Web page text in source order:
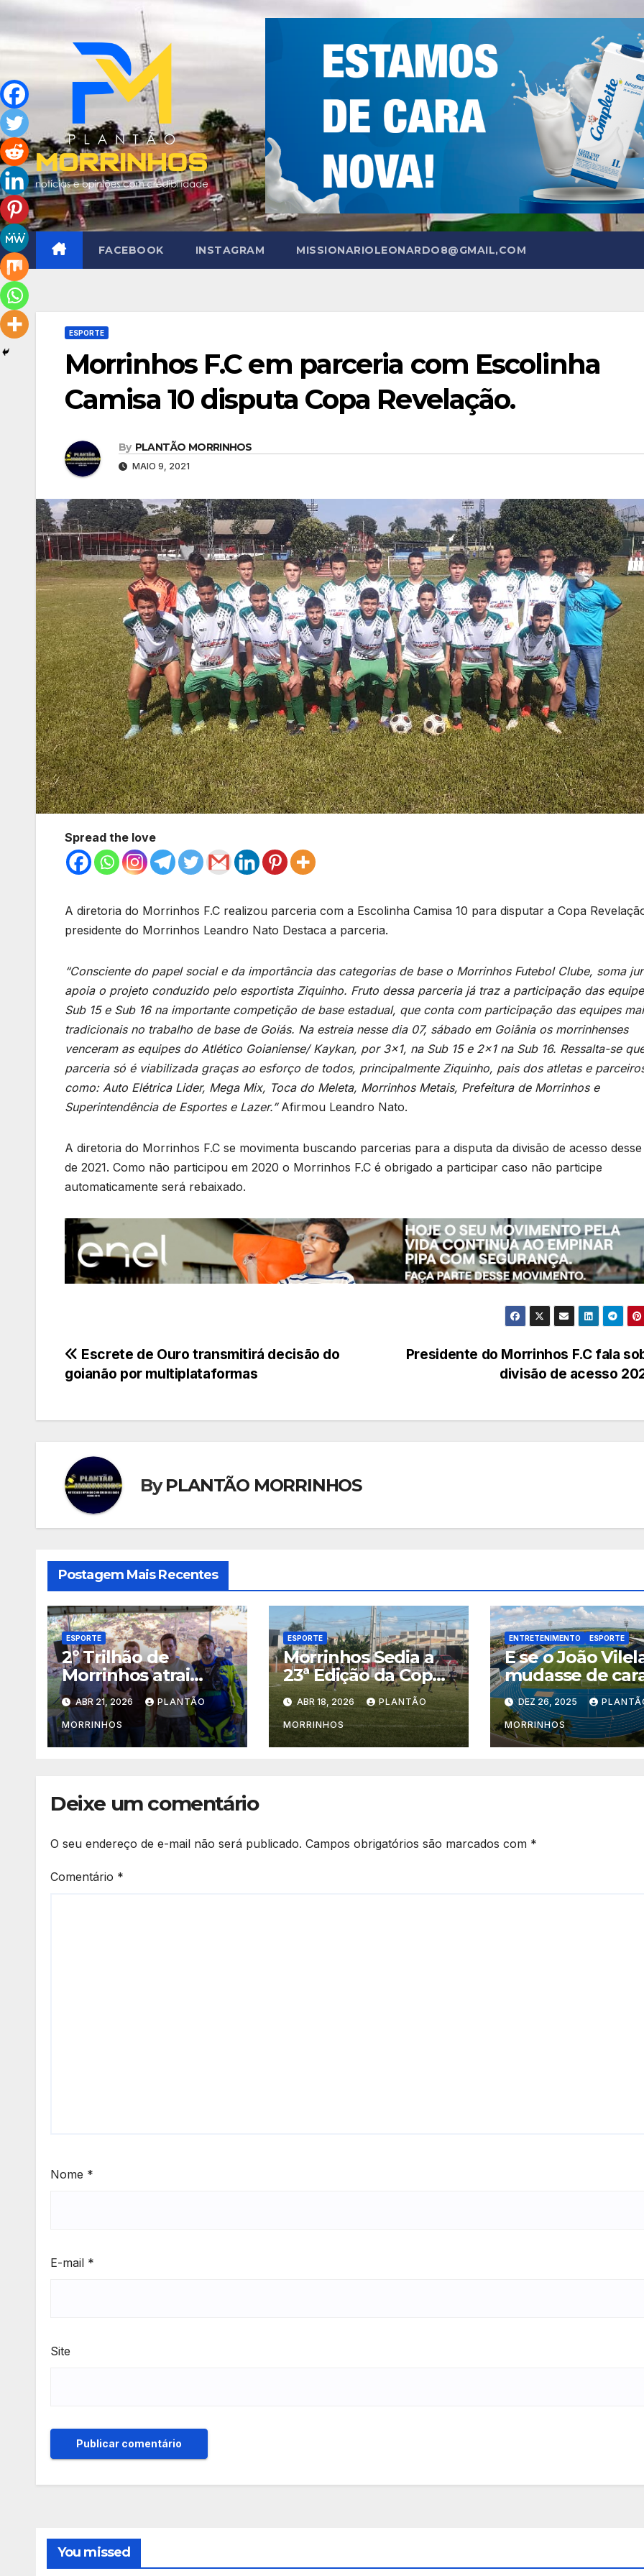
Skip
to
content
FACEBOOK INSTAGRAM MISSIONARIOLEONARDO8@GMAIL,COM
ESPORTE
Morrinhos F.C em parceria com Escolinha
Camisa 10 disputa Copa Revelação.
By PLANTÃO MORRINHOS
MAIO 9, 2021
Spread the love
A diretoria do Morrinhos F.C realizou parceria com a Escolinha Camisa 10 para disputar a Copa
presidente do Morrinhos Leandro Nato Destaca a parceria.
“Consciente do papel social e da importância das categorias de base o Morrinhos Futebol Clube, soma
apoia o projeto conduzido pelo esportista Ziquinho. Fruto dessa parceria já traz a participação das
Sub 15 e Sub 16 na importante competição de base estadual, que conta com participação das equipes
tradicionais no trabalho de base de Goiás. Na estreia nesse dia 07, sábado em Goiânia os morrinhenses
venceram as equipes do Atlético Goianiense/ Kaykan, por 3×1, na Sub 15 e 2×1 na Sub 16. Ressalta-se
parceria só é viabilizada graças ao esforço de todos, principalmente Ziquinho, pais dos atletas e
como: Auto Elétrica Lider, Mega Mix, Toca do Meleta, Morrinhos Metais, Prefeitura de Morrinhos e
Superintendência de Esportes e Lazer.”Afirmou Leandro Nato.
A diretoria do Morrinhos F.C se movimenta buscando parcerias para a disputa da divisão de acesso
de 2021. Como não participou em 2020 o Morrinhos F.C é obrigado a participar caso não participe
automaticamente será rebaixado.
Navegação
de
Post
Presidente do Morrinhos F.C fala
divisão de acesso
Escrete de Ouro transmitirá decisão do
goianão por multiplataformas
ByPLANTÃO MORRINHOS
Postagem Mais Recentes
ESPORTE
2º Trilhão de
Morrinhos atrai
turistas e
movimenta a
economia local
ABR 21, 2026 PLANTÃO
MORRINHOS
ESPORTE
Morrinhos Sedia a
23ª Edição da Copa
Ouro de Futebol
com Recorde de
Atletas e Olheiros
de Grandes Clubes
ABR 18, 2026 PLANTÃO
MORRINHOS
ENTRETENIMENTO ESPORTE
E se o João
mudasse de
Uma visão
hipotética para
futuro do
em Morrinhos
DEZ 26, 2025
MORRINHOS
Deixe um comentário
O seu endereço de e-mail não será publicado. Campos obrigatórios são marcados com *
Comentário *
Nome *
E-mail *
Site
You missed